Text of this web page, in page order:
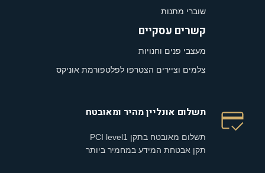
שוברי מתנות
קשרים עסקיים
מעצבי פנים וחנויות
צלמים וציירים הצטרפו לפלטפורמת אוניקס
תשלום אונליין מהיר ומאובטח
תשלום מאובטח בתקן PCI level1
תקן אבטחת המידע במחמיר ביותר